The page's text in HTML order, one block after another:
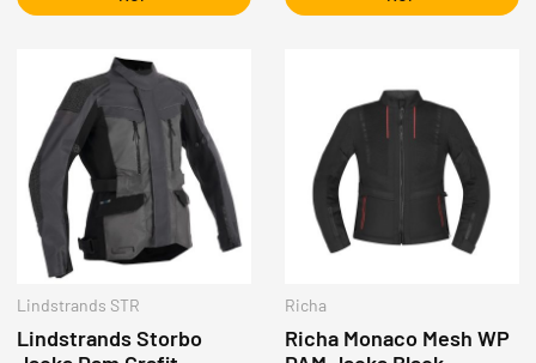
Lindstrands STR
Lindstrands Storbo
Richa
Richa Monaco Mesh WP